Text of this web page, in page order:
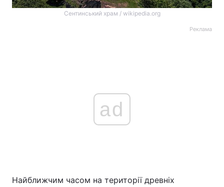
Сентинський храм / wikipedia.org
Реклама
ad
Найближчим часом на території древніх